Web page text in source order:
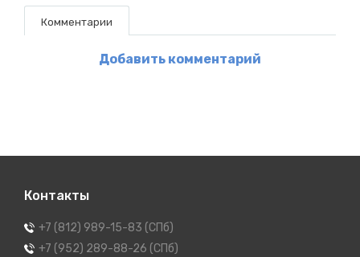
Комментарии
Добавить комментарий
Контакты
+7 (812) 989-15-83 (СПб)
+7 (952) 289-88-26 (СПб)